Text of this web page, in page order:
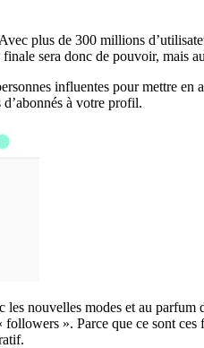
plus de 300 millions
sera donc de pouvoir, mais
influentes pour mettre en
à votre profil.
nouvelles modes et au
». Parce que ce sont